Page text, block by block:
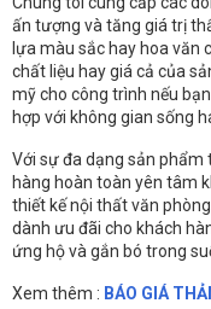
ấn tượng và tăng giá trị
lựa màu sắc hay hoa văn
chất liệu hay giá cả của
mỹ cho công trình nếu
hợp với không gian sống
Với sự đa dạng sản
hàng hoàn toàn yên tâm
thiết kế nội thất văn
dành ưu đãi cho khách
ứng hộ và gắn bó trong
Xem thêm : BÁO GIÁ